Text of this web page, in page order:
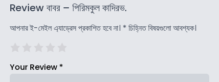
Review বাবর – পিরিমকুল কাদিরভ.
আপনার ই-মেইল এ্যাড্রেস প্রকাশিত হবে না। * চিহ্নিত বিষয়গুলো আবশ্যক।
Your Review *